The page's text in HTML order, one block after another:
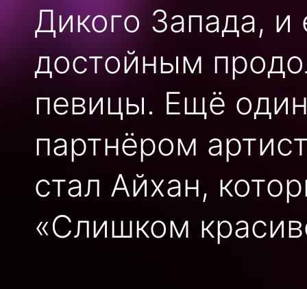
Дикого Запада, и
достойным
певицы. Ещё
партнёром
стал Айхан,
«Слишком